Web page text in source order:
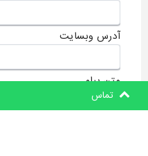
تماس
آدرس وبسایت
متن پیام